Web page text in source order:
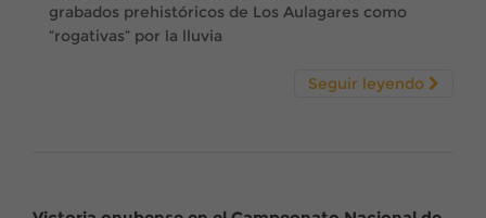
grabados prehistóricos de Los Aulagares como
“rogativas” por la lluvia
Seguir leyendo